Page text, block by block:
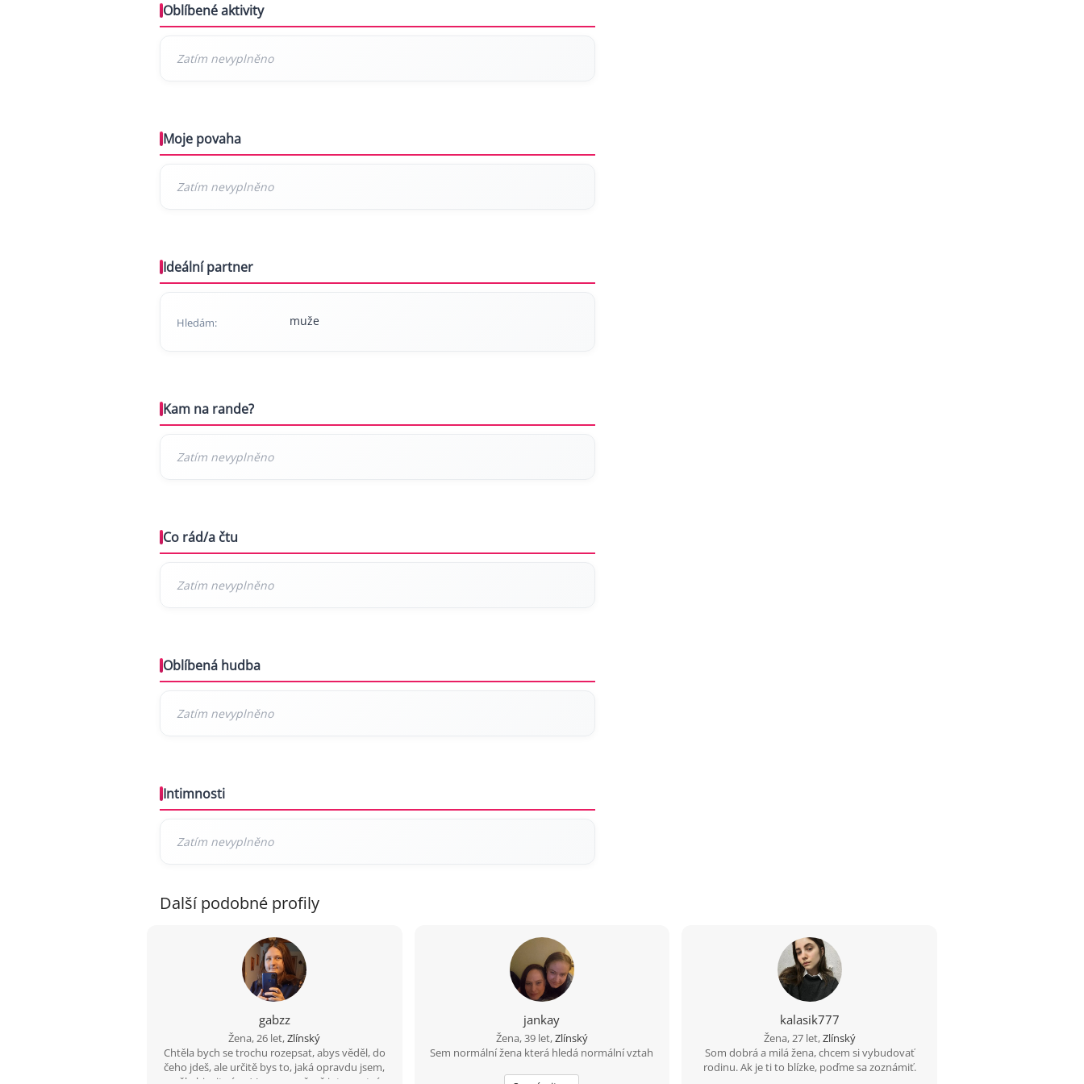
Oblíbené aktivity
Moje povaha
Ideální partner
Hledám: muže
Kam na rande?
Co rád/a čtu
Oblíbená hudba
Intimnosti
Další podobné profily
gabzz
Žena, 26 let,Zlínský
Chtěla bych se trochu rozepsat, abys věděl, do
čeho jdeš, ale určitě bys to, jaká opravdu jsem,
jankay
Žena, 39 let,Zlínský
Sem normální žena která hledá normální vztah
kalasik777
Žena, 27 let,Zlínský
Som dobrá a milá žena, chcem si vybudovať
rodinu. Ak je ti to blízke, poďme sa zoznámiť.